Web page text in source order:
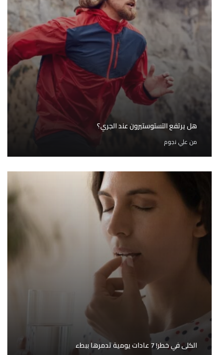
هل يرتفع التستوستيرون عند الجري؟
من علي نجوم
الكلى في خطر! 7 عادات يومية تدمرها ببطء